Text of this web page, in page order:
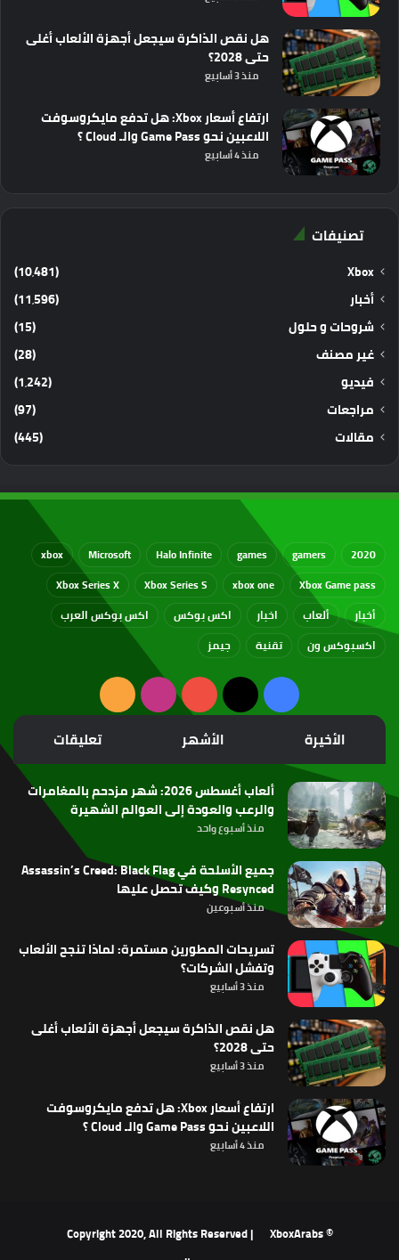
هل نقص الذاكرة سيجعل أجهزة الألعاب أغلى
حتى 2028؟
منذ 3 أسابيع
ارتفاع أسعار Xbox: هل تدفع مايكروسوفت
اللاعبين نحو Game Pass والـ Cloud ؟
منذ 4 أسابيع
تصنيفات
Xbox
(10٬481)
أخبار
(11٬596)
شروحات و حلول
(15)
غير مصنف
(28)
فيديو
(1٬242)
مراجعات
(97)
مقالات
(445)
2020
gamers
games
Halo Infinite
Microsoft
xbox
Xbox Game pass
xbox one
Xbox Series S
Xbox Series X
أخبار
ألعاب اخبار اكس بوكس
اكس بوكس العرب
اكسبوكس ون
تقنية جيمز
فيسبوك
‫X
‫YouTubeانستقرامملخص
الموقع
RSS
الأخيرة الأشهر تعليقات
ألعاب أغسطس 2026: شهر مزدحم بالمغامرات
والرعب والعودة إلى العوالم الشهيرة
منذ أسبوع واحد
جميع الأسلحة في Assassin’s Creed: Black Flag
Resynced وكيف تحصل عليها
منذ أسبوعين
تسريحات المطورين مستمرة: لماذا تنجح الألعاب
وتفشل الشركات؟
منذ 3 أسابيع
هل نقص الذاكرة سيجعل أجهزة الألعاب أغلى
حتى 2028؟
منذ 3 أسابيع
ارتفاع أسعار Xbox: هل تدفع مايكروسوفت
اللاعبين نحو Game Pass والـ Cloud ؟
منذ 4 أسابيع
© Copyright 2020, All Rights Reserved |
XboxArabs